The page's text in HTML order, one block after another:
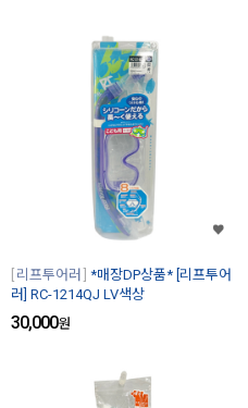
리프투어러
*매장DP상품* [리프투어
러] RC-1214QJ LV색상
30,000원